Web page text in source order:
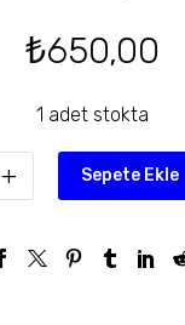
₺650,00
1 adet stokta
+ Sepete Ekle